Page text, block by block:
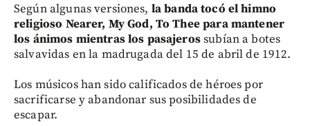
Según algunas versiones, la banda tocó el himno
religioso Nearer, My God, To Thee para mantener
los ánimos mientras los pasajerossubían a botes
salvavidas en la madrugada del 15 de abril de 1912.
Los músicos han sido calificados de héroes por
sacrificarse y abandonar sus posibilidades de
escapar.